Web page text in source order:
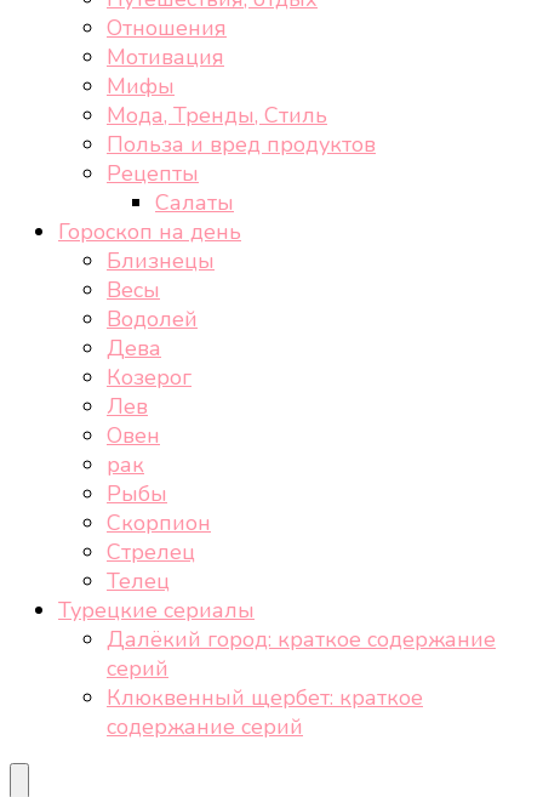
Отношения
Мотивация
Мифы
Мода, Тренды, Стиль
Польза и вред продуктов
Рецепты
Салаты
Гороскоп на день
Близнецы
Весы
Водолей
Дева
Козерог
Лев
Овен
рак
Рыбы
Скорпион
Стрелец
Телец
Турецкие сериалы
Далёкий город: краткое содержание
серий
Клюквенный щербет: краткое
содержание серий